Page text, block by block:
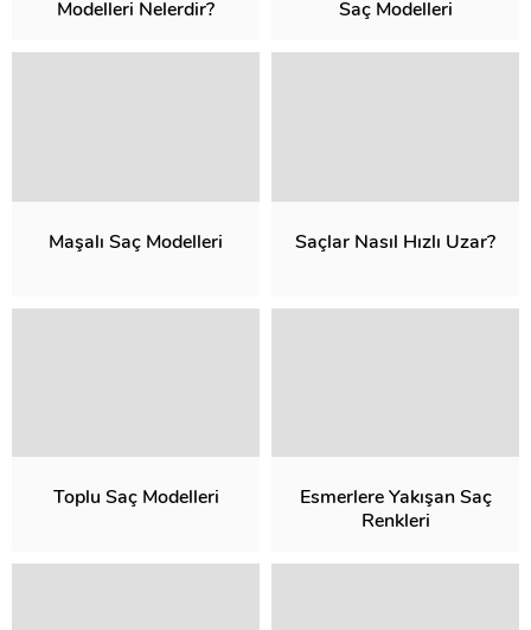
Modelleri Nelerdir?
Saç Modelleri
Maşalı Saç Modelleri Saçlar Nasıl Hızlı Uzar?
Toplu Saç Modelleri
Esmerlere Yakışan Saç
Renkleri